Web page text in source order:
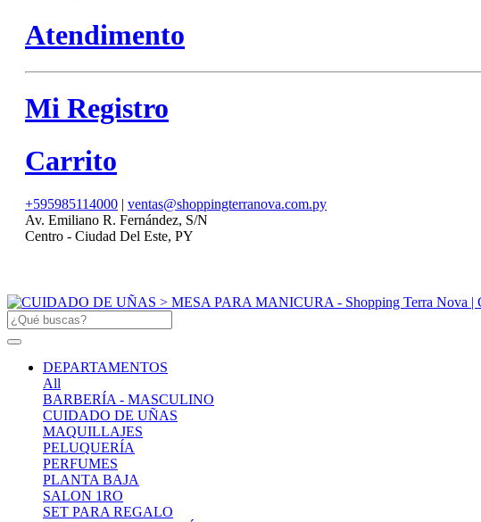
Atendimento
Mi Registro
Carrito
+595985114000 | ventas@shoppingterranova.com.py
Av. Emiliano R. Fernández, S/N
Centro - Ciudad Del Este, PY
DEPARTAMENTOS
All
BARBERÍA - MASCULINO
CUIDADO DE UÑAS
MAQUILLAJES
PELUQUERÍA
PERFUMES
PLANTA BAJA
SALON 1RO
SET PARA REGALO